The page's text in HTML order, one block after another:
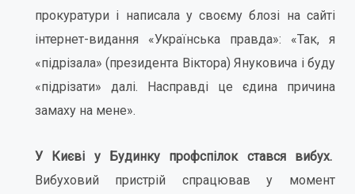
прокуратури і написала у своєму блозі на сайті
інтернет-видання «Українська правда»: «Так, я
«підрізала» (президента Віктора) Януковича і буду
«підрізати» далі. Насправді це єдина причина
замаху на мене».
У Києві у Будинку профспілок стався вибух.
Вибуховий пристрій спрацював у момент